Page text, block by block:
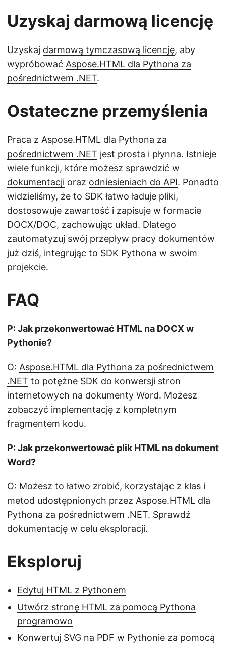
Uzyskaj darmową licencję
Uzyskaj darmową tymczasową licencję, aby
wypróbować Aspose.HTML dla Pythona za
pośrednictwem .NET.
Ostateczne przemyślenia
Praca z Aspose.HTML dla Pythona za
pośrednictwem .NET jest prosta i płynna. Istnieje
wiele funkcji, które możesz sprawdzić w
dokumentacji oraz odniesieniach do API. Ponadto
widzieliśmy, że to SDK łatwo ładuje pliki,
dostosowuje zawartość i zapisuje w formacie
DOCX/DOC, zachowując układ. Dlatego
zautomatyzuj swój przepływ pracy dokumentów
już dziś, integrując to SDK Pythona w swoim
projekcie.
FAQ
P: Jak przekonwertować HTML na DOCX w
Pythonie?
O: Aspose.HTML dla Pythona za pośrednictwem
.NET to potężne SDK do konwersji stron
internetowych na dokumenty Word. Możesz
zobaczyć implementację z kompletnym
fragmentem kodu.
P: Jak przekonwertować plik HTML na dokument
Word?
O: Możesz to łatwo zrobić, korzystając z klas i
metod udostępnionych przez Aspose.HTML dla
Pythona za pośrednictwem .NET. Sprawdź
dokumentację w celu eksploracji.
Eksploruj
Edytuj HTML z Pythonem
Utwórz stronę HTML za pomocą Pythona
programowo
Konwertuj SVG na PDF w Pythonie za pomocą